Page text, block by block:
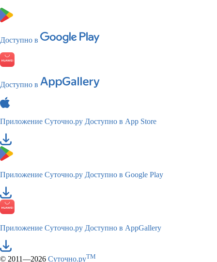
Доступно в
Доступно в
Приложение Суточно.ру Доступно в App Store
Приложение Суточно.ру Доступно в Google Play
Приложение Суточно.ру Доступно в AppGallery
© 2011—2026 Суточно.руTM